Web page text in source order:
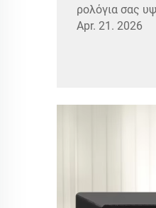
ρολόγια σας
ανθεκτικό στη
Apr. 21. 2026